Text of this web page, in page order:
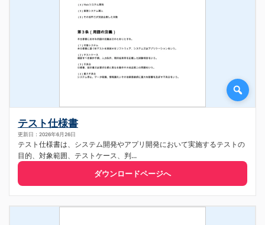
テスト仕様書
更新日：2026年6月26日
テスト仕様書は、システム開発やアプリ開発において実施するテストの
目的、対象範囲、テストケース、判...
ダウンロードページへ